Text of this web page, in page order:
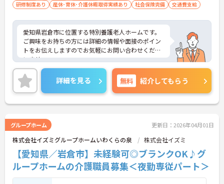
研修制度あり
産休･育休･介護休暇取得実績あり 社会保険完備 交通費支給
愛知県岩倉市に位置する特別養護老人ホームです。
ご興味をお持ちの方には詳細の情報や面接のポイン
トをお伝えしますのでお気軽にお問い合わせくださ
いませ。
詳細を見る 無料 紹介してもらう
グループホーム 更新日：2026年04月01日
株式会社イズミグループホームいわくらの泉 株式会社イズミ
【愛知県／岩倉市】未経験可◎ブランクOK♪グ
ループホームの介護職員募集＜夜勤専従パート＞